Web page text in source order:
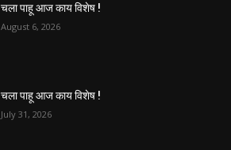
चला पाहू आज काय विशेष !
August 6, 2026
चला पाहू आज काय विशेष !
July 31, 2026